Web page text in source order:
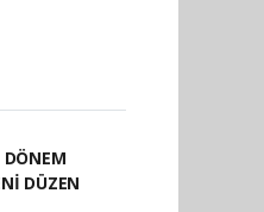
DÜZEN